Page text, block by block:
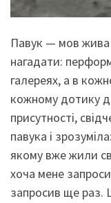
Павук — мов
нагадати:
галереях, а в
кожному дотику
присутності,
павука і
якому вже жили
хоча мене
запросив ще раз.